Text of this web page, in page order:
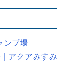
ンプ場
| アクアみすみ